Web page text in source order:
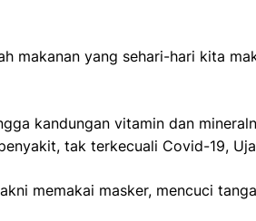
makanan yang sehari-hari kita
kandungan vitamin dan
tak terkecuali Covid-19,
memakai masker, mencuci